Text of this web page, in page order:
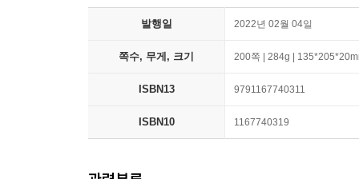
발행일 2022년 02월 04일
쪽수, 무게, 크기 200쪽 | 284g |
ISBN13 9791167740311
ISBN10 1167740319